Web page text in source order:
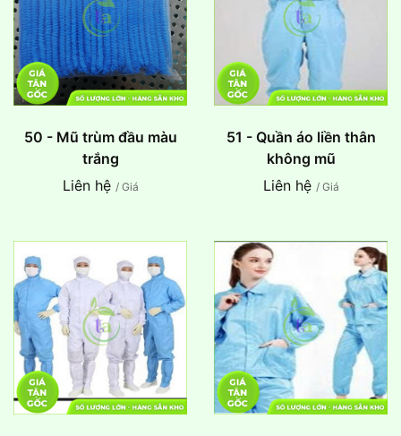
50 - Mũ trùm đầu màu
trắng
Liên hệ / Giá
51 - Quần áo liền thân
không mũ
Liên hệ / Giá